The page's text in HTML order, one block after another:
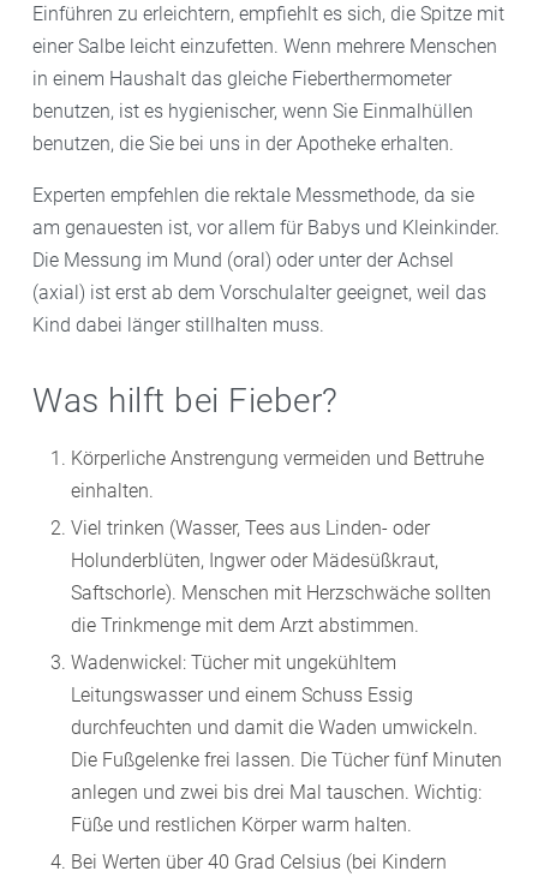
Einführen zu erleichtern, empfiehlt es sich, die Spitze mit
einer Salbe leicht einzufetten. Wenn mehrere Menschen
in einem Haushalt das gleiche Fieberthermometer
benutzen, ist es hygienischer, wenn Sie Einmalhüllen
benutzen, die Sie bei uns in der Apotheke erhalten.
Experten empfehlen die rektale Messmethode, da sie
am genauesten ist, vor allem für Babys und Kleinkinder.
Die Messung im Mund (oral) oder unter der Achsel
(axial) ist erst ab dem Vorschulalter geeignet, weil das
Kind dabei länger stillhalten muss.
Was hilft bei Fieber?
Körperliche Anstrengung vermeiden und Bettruhe
einhalten.
Viel trinken (Wasser, Tees aus Linden- oder
Holunderblüten, Ingwer oder Mädesüßkraut,
Saftschorle). Menschen mit Herzschwäche sollten
die Trinkmenge mit dem Arzt abstimmen.
Wadenwickel: Tücher mit ungekühltem
Leitungswasser und einem Schuss Essig
durchfeuchten und damit die Waden umwickeln.
Die Fußgelenke frei lassen. Die Tücher fünf Minuten
anlegen und zwei bis drei Mal tauschen. Wichtig:
Füße und restlichen Körper warm halten.
Bei Werten über 40 Grad Celsius (bei Kindern